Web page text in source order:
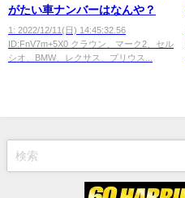
がたい車ナンバーはなんや？
1: 2022/12/11(日) 14:45:32.56
ID:FnV7m+5X0 クラウン、マーク2、セル
シオ、BMW、レクサス、プリウス...